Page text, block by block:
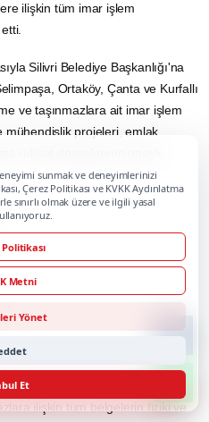
ilişkin tüm imar işlem
Silivri Belediye Başkanlığı'na
Ortaköy, Çanta ve Kurfallı
ve taşınmazlara ait imar işlem
mühendislik projeleri, emlak
ruhsat dosyalarının onaylı
ilişkin tüm belgelerin fiziki ve
sunmak ve deneyimlerinizi
Çerez Politikası ve KVKK Aydınlatma
sınırlı olmak üzere ve ilgili yasal
Metni
Yönet
Et